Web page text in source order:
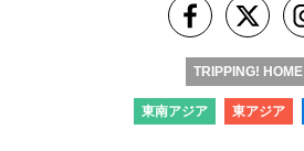
TRIPPING! HOME
東南アジア 東アジア